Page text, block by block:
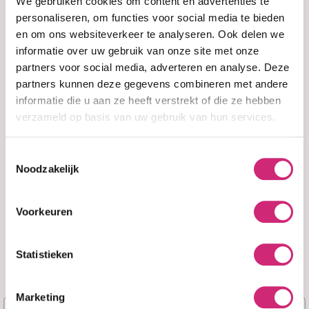
personaliseren, om functies voor social media te bieden
en om ons websiteverkeer te analyseren. Ook delen we
informatie over uw gebruik van onze site met onze
partners voor social media, adverteren en analyse. Deze
partners kunnen deze gegevens combineren met andere
informatie die u aan ze heeft verstrekt of die ze hebben
verzameld op basis van uw gebruik van hun services.
Noodzakelijk
Voorkeuren
Statistieken
Marketing
Geweldig voor
Het bestrijden van kroezen, het vasthouden van
vocht en het breken van een cast om krullen te
verzachten en glans toe te voegen.
Wat zal het doen? voor mijn haar?
drageroliën die de huid glad maken en
verzachten. verzacht het haar en zet vocht, glans
en voedingsstoffen af ??door de haarschacht.
Verrijkt met vitamine E, vitamine B en vitamine D,
te versterken en is uitstekend voor het behoud
Je beoordeling toevoegen
eerste
bestelling
Naam